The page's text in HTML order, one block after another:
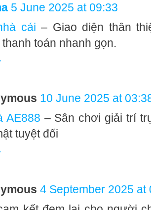
5 June 2025 at 09:33
cái – Giao diện thân
toán nhanh gọn.
10 June 2025 at
AE888 – Sân chơi giải trí
tuyệt đối
4 September 2025 at